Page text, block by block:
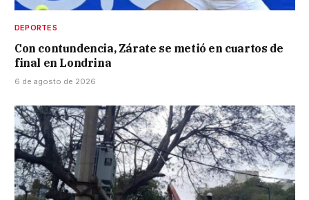
DEPORTES
Con contundencia, Zárate se metió en cuartos de
final en Londrina
6 de agosto de 2026